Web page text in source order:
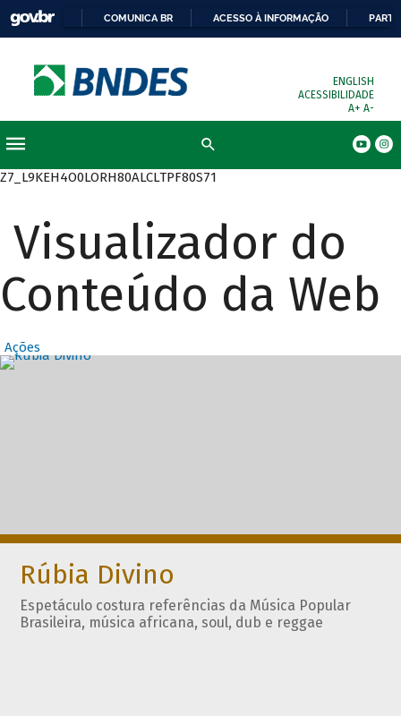
COMUNICA BR ACESSO À INFORMAÇÃO
ENGLISH
ACESSIBILIDADE
A+ A-
Z7_L9KEH4O0LORH80ALCLTPF80S71
Visualizador do
Conteúdo da Web
Ações
Destaques
Rúbia Divino
Espetáculo costura referências da Música Popular
Brasileira, música africana, soul, dub e reggae